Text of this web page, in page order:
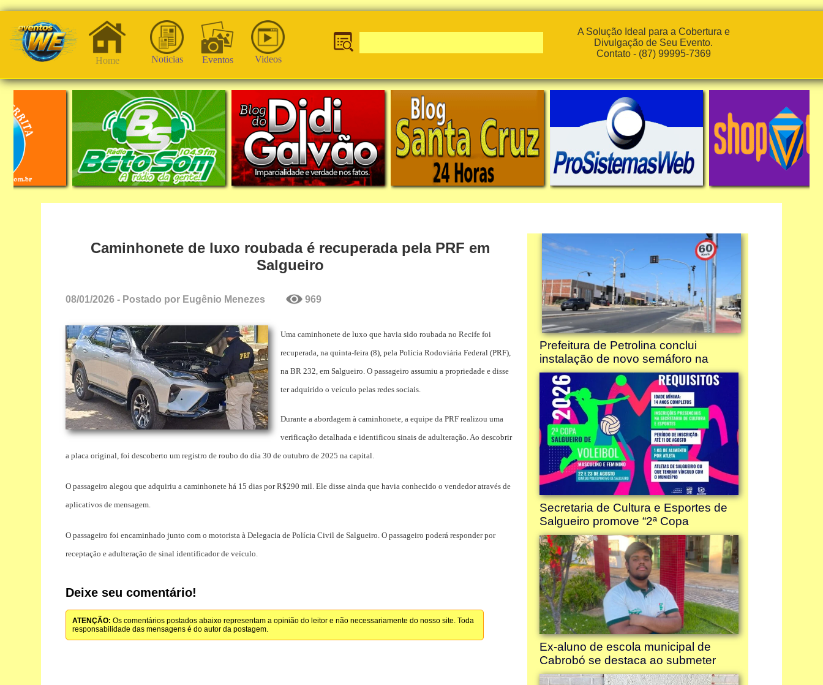
Home Noticias Eventos Videos
A Solução Ideal para a Cobertura e
Divulgação de Seu Evento.
Contato - (87) 99995-7369
Caminhonete de luxo roubada é recuperada pela PRF em
Salgueiro
08/01/2026 - Postado por Eugênio Menezes 969
Uma caminhonete de luxo que havia sido roubada no Recife foi
recuperada, na quinta-feira (8), pela Polícia Rodoviária Federal (PRF),
na BR 232, em Salgueiro. O passageiro assumiu a propriedade e disse
ter adquirido o veículo pelas redes sociais.
Durante a abordagem à caminhonete, a equipe da PRF realizou uma
verificação detalhada e identificou sinais de adulteração. Ao descobrir
a placa original, foi descoberto um registro de roubo do dia 30 de outubro de 2025 na capital.
O passageiro alegou que adquiriu a caminhonete há 15 dias por R$290 mil. Ele disse ainda que havia conhecido o vendedor através de
aplicativos de mensagem.
O passageiro foi encaminhado junto com o motorista à Delegacia de Polícia Civil de Salgueiro. O passageiro poderá responder por
receptação e adulteração de sinal identificador de veículo.
Deixe seu comentário!
ATENÇÃO: Os comentários postados abaixo representam a opinião do leitor e não necessariamente do nosso site. Toda
responsabilidade das mensagens é do autor da postagem.